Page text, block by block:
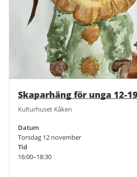
Skaparhäng för unga 12-
Kulturhuset Kåken
Datum
Torsdag 12 november
Tid
16:00–18:30